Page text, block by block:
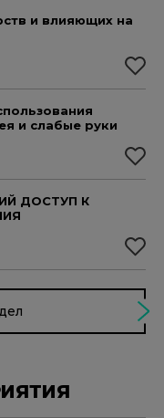
и влияющих на
и слабые руки
ДОСТУП К